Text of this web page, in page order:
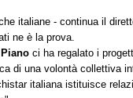
italiane - continua il
ne è la prova.
ci ha regalato i
di una volontà collettiva
italiana istituisce